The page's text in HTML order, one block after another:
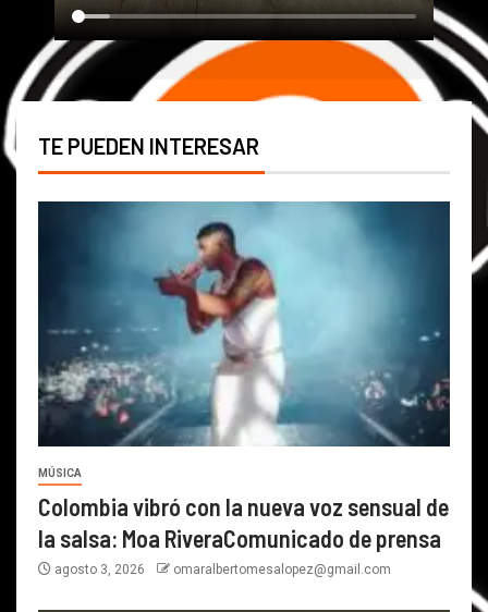
TE PUEDEN INTERESAR
MÚSICA
Colombia vibró con la nueva voz sensual de
la salsa: Moa RiveraComunicado de prensa
agosto 3, 2026 omaralbertomesalopez@gmail.com